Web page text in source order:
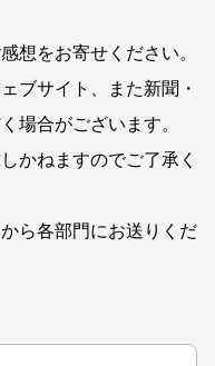
想をお寄せください。
ブサイト、また新聞・
場合がございます。
かねますのでご了承く
から各部門にお送りくだ